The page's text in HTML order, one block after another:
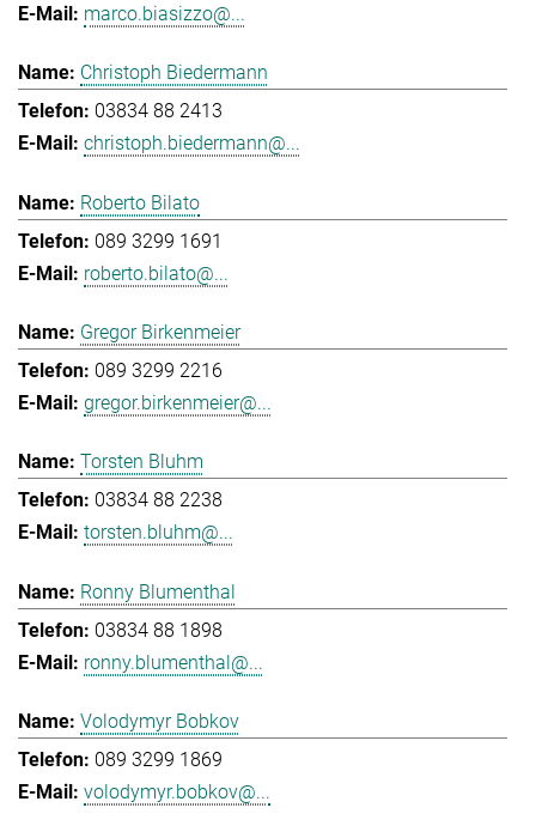
marco.biasizzo@...
Christoph Biedermann
03834 88 2413
christoph.biedermann@...
Roberto Bilato
089 3299 1691
roberto.bilato@...
Gregor Birkenmeier
089 3299 2216
gregor.birkenmeier@...
Torsten Bluhm
03834 88 2238
torsten.bluhm@...
Ronny Blumenthal
03834 88 1898
ronny.blumenthal@...
Volodymyr Bobkov
089 3299 1869
volodymyr.bobkov@...